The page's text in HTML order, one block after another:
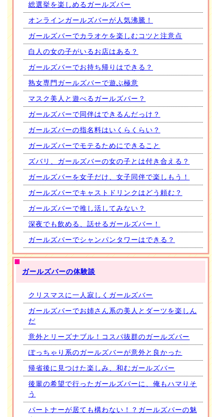
総選挙を楽しめるガールズバー
オンラインガールズバーが人気沸騰！
ガールズバーでカラオケを楽しむコツと注意点
白人の女の子がいるお店はある？
ガールズバーでお持ち帰りはできる？
熟女専門ガールズバーで遊ぶ極意
マスク美人と遊べるガールズバー？
ガールズバーで同伴はできるんだっけ？
ガールズバーの指名料はいくらくらい？
ガールズバーでモテるためにできること
ズバリ、ガールズバーの女の子とは付き合える？
ガールズバーを女子だけ、女子同伴で楽しもう！
ガールズバーでキャストドリンクはどう頼む？
ガールズバーで推し活してみない？
深夜でも飲める、話せるガールズバー！
ガールズバーでシャンパンタワーはできる？
ガールズバーの体験談
クリスマスに一人寂しくガールズバー
ガールズバーでお姉さん系の美人とダーツを楽しん
だ
意外とリーズナブル！コスパ抜群のガールズバー
ぽっちゃり系のガールズバーが意外と良かった
帰省後に見つけた楽しみ、和むガールズバー
後輩の希望で行ったガールズバーに、俺もハマりそ
う
パートナーが居ても構わない！？ガールズバーの魅